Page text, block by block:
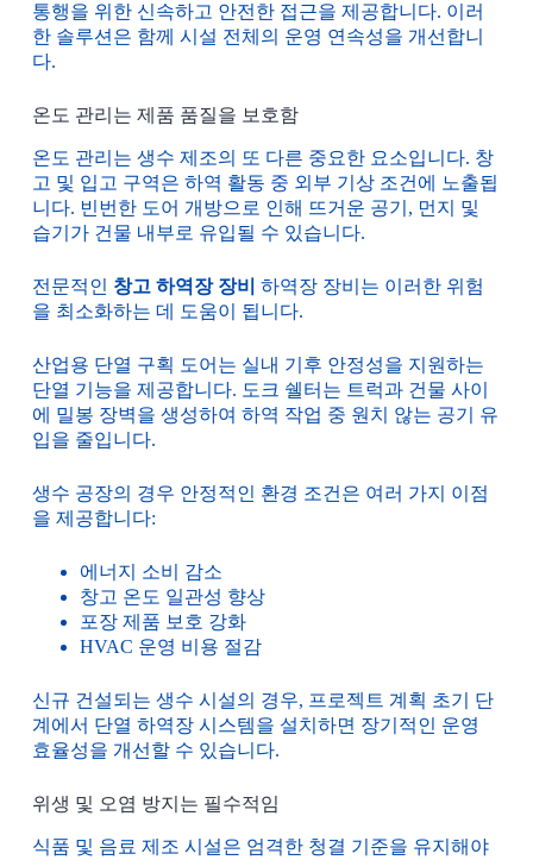
통행을 위한 신속하고 안전한 접근을 제공합니다. 이러
한 솔루션은 함께 시설 전체의 운영 연속성을 개선합니
다.
온도 관리는 제품 품질을 보호함
온도 관리는 생수 제조의 또 다른 중요한 요소입니다. 창
고 및 입고 구역은 하역 활동 중 외부 기상 조건에 노출됩
니다. 빈번한 도어 개방으로 인해 뜨거운 공기, 먼지 및
습기가 건물 내부로 유입될 수 있습니다.
전문적인 창고 하역장 장비 하역장 장비는 이러한 위험
을 최소화하는 데 도움이 됩니다.
산업용 단열 구획 도어는 실내 기후 안정성을 지원하는
단열 기능을 제공합니다. 도크 쉘터는 트럭과 건물 사이
에 밀봉 장벽을 생성하여 하역 작업 중 원치 않는 공기 유
입을 줄입니다.
생수 공장의 경우 안정적인 환경 조건은 여러 가지 이점
을 제공합니다:
에너지 소비 감소
창고 온도 일관성 향상
포장 제품 보호 강화
HVAC 운영 비용 절감
신규 건설되는 생수 시설의 경우, 프로젝트 계획 초기 단
계에서 단열 하역장 시스템을 설치하면 장기적인 운영
효율성을 개선할 수 있습니다.
위생 및 오염 방지는 필수적임
식품 및 음료 제조 시설은 엄격한 청결 기준을 유지해야